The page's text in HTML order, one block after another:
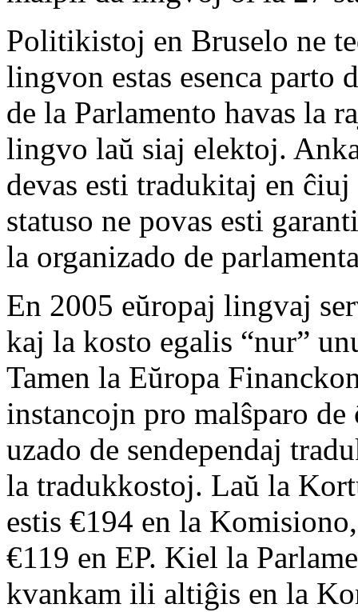
Politikistoj en Bruselo ne
lingvon estas esenca parto
de la Parlamento havas la
lingvo laŭ siaj elektoj.
devas esti tradukitaj en
statuso ne povas esti
la organizado de
En 2005 eŭropaj lingvaj
kaj la kosto egalis “nur”
Tamen la Eŭropa
instancojn pro malŝparo
uzado de sendependaj
la tradukkostoj. Laŭ la
estis €194 en la
€119 en EP. Kiel la
kvankam ili altiĝis en la